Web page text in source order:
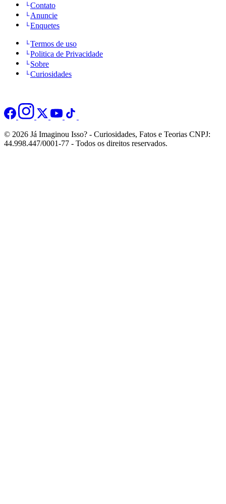
Contato
Anuncie
Enquetes
Termos de uso
Politica de Privacidade
Sobre
Curiosidades
© 2026 Já Imaginou Isso? - Curiosidades, Fatos e Teorias CNPJ:
44.998.447/0001-77 - Todos os direitos reservados.